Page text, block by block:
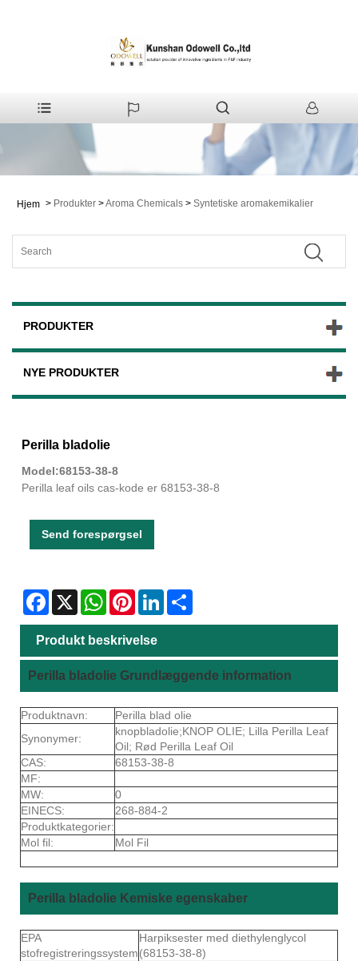
Hjem > Produkter >Aroma Chemicals > Syntetiske aromakemikalier
PRODUKTER
NYE PRODUKTER
Perilla bladolie
Model:68153-38-8
Perilla leaf oils cas-kode er 68153-38-8
Send forespørgsel
Facebook
X WhatsAppPinterestLinkedIn
Produkt beskrivelse
Perilla bladolie Grundlæggende information
Produktnavn:
Perilla blad olie
Synonymer:
knopbladolie;KNOP OLIE; Lilla Perilla Leaf
Oil; Rød Perilla Leaf Oil
CAS:
68153-38-8
MF:
MW:
0
EINECS:
268-884-2
Produktkategorier:
Mol fil:
Mol Fil
Perilla bladolie Kemiske egenskaber
EPA
stofregistreringssystem
Harpiksester med diethylenglycol
(68153-38-8)